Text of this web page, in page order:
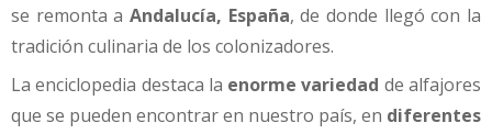
se remonta a Andalucía, España, de donde llegó con la
tradición culinaria de los colonizadores.
La enciclopedia destaca la enorme variedad de alfajores
que se pueden encontrar en nuestro país, en diferentes